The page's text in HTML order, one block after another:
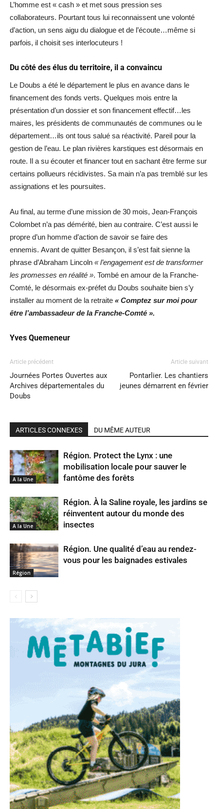
L’homme est « cash » et met sous pression ses
collaborateurs. Pourtant tous lui reconnaissent une volonté
d’action, un sens aigu du dialogue et de l’écoute…même si
parfois, il choisit ses interlocuteurs !
Du côté des élus du territoire, il a convaincu
Le Doubs a été le département le plus en avance dans le
financement des fonds verts. Quelques mois entre la
présentation d’un dossier et son financement effectif…les
maires, les présidents de communautés de communes ou le
département…ils ont tous salué sa réactivité. Pareil pour la
gestion de l’eau. Le plan rivières karstiques est désormais en
route. Il a su écouter et financer tout en sachant être ferme sur
certains pollueurs récidivistes. Sa main n’a pas tremblé sur les
assignations et les poursuites.
Au final, au terme d’une mission de 30 mois, Jean-François
Colombet n’a pas démérité, bien au contraire. C’est aussi le
propre d’un homme d’action de savoir se faire des
ennemis. Avant de quitter Besançon, il s’est fait sienne la
phrase d’Abraham Lincoln « l’engagement est de transformer
les promesses en réalité ». Tombé en amour de la Franche-
Comté, le désormais ex-préfet du Doubs souhaite bien s’y
installer au moment de la retraite « Comptez sur moi pour
être l’ambassadeur de la Franche-Comté ».
Yves Quemeneur
Article précédent
Journées Portes Ouvertes aux
Archives départementales du
Doubs
Article suivant
Pontarlier. Les chantiers
jeunes démarrent en février
ARTICLES CONNEXES DU MÊME AUTEUR
A la Une
Région. Protect the Lynx : une
mobilisation locale pour sauver le
fantôme des forêts
A la Une
Région. À la Saline royale, les jardins se
réinventent autour du monde des
insectes
Région
Région. Une qualité d’eau au rendez-
vous pour les baignades estivales